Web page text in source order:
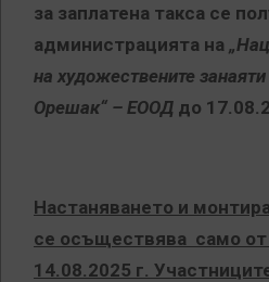
за заплатена такса се
администрацията на
на художествените
Орешак“ – ЕООД до
Настаняването и
се осъществява само от
14.08.2025 г.